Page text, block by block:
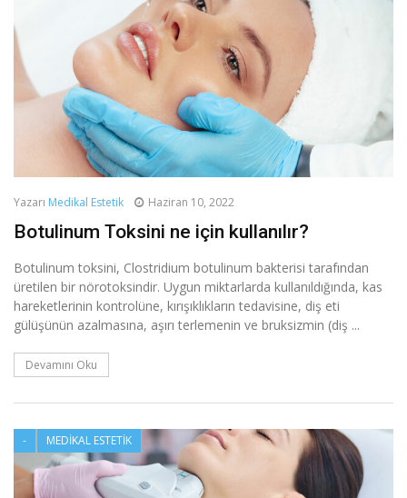
Yazarı Medikal Estetik Haziran 10, 2022
Botulinum Toksini ne için kullanılır?
Botulinum toksini, Clostridium botulinum bakterisi tarafından
üretilen bir nörotoksindir. Uygun miktarlarda kullanıldığında, kas
hareketlerinin kontrolüne, kırışıklıkların tedavisine, diş eti
gülüşünün azalmasına, aşırı terlemenin ve bruksizmin (diş ...
Devamını Oku
- MEDIKAL ESTETIK